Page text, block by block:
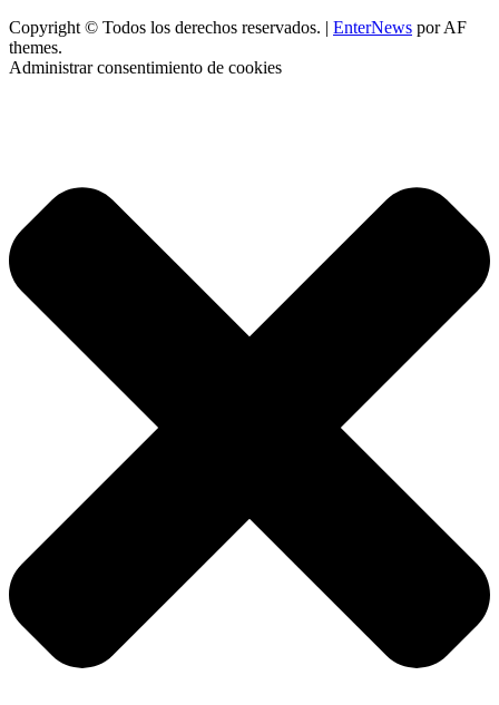
Copyright © Todos los derechos reservados. | EnterNews por AF
themes.
Administrar consentimiento de cookies